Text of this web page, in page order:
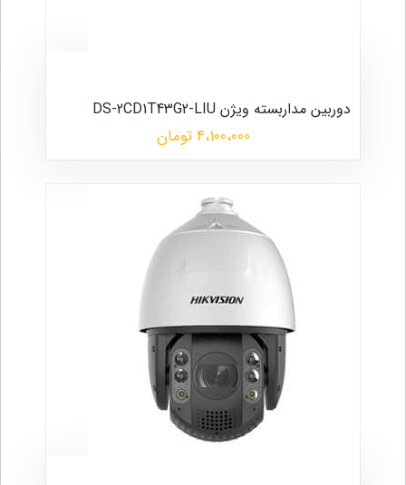
دوربین مداربسته ویژن DS-2CD1T43G2-LIU
4،100،000 تومان